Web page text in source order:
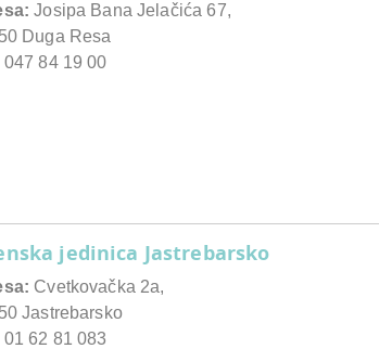
Josipa Bana Jelačića 67,
Duga Resa
047 84 19 00
jedinica Jastrebarsko
Cvetkovačka 2a,
Jastrebarsko
01 62 81 083